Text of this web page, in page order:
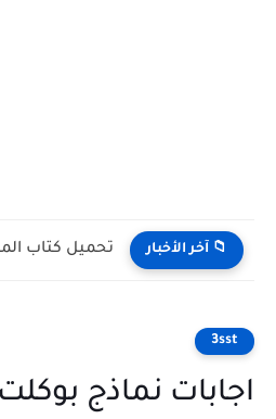
📁 آخر الأخبار
3sst
اجابات نماذج بوكلت